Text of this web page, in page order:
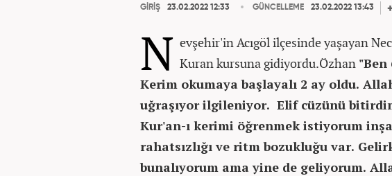
GİRİŞ 23.02.2022 12:33 GÜNCELLEME 23.02.2022 13:43
N evşehir'in Acıgöl ilçesinde yaşayan
Kuran kursuna gidiyordu.Özhan "Ben
Kerim okumaya başlayalı 2 ay oldu.
uğraşıyor ilgileniyor. Elif cüzünü
Kur'an-ı kerimi öğrenmek istiyorum
rahatsızlığı ve ritm bozukluğu var.
bunalıyorum ama yine de geliyorum.